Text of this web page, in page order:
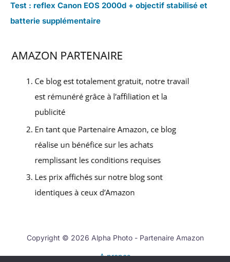
Test : reflex Canon EOS 2000d + objectif stabilisé et
batterie supplémentaire
Copyright © 2026 Alpha Photo - Partenaire Amazon
A propos